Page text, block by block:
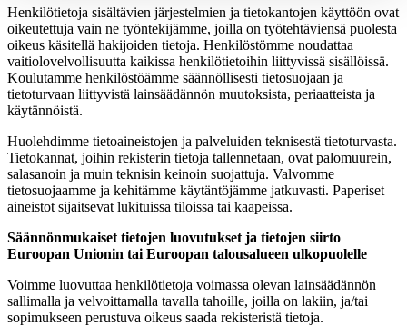
Henkilötietoja sisältävien järjestelmien ja tietokantojen käyttöön ovat
oikeutettuja vain ne työntekijämme, joilla on työtehtäviensä puolesta
oikeus käsitellä hakijoiden tietoja. Henkilöstömme noudattaa
vaitiolovelvollisuutta kaikissa henkilötietoihin liittyvissä sisällöissä.
Koulutamme henkilöstöämme säännöllisesti tietosuojaan ja
tietoturvaan liittyvistä lainsäädännön muutoksista, periaatteista ja
käytännöistä.
Huolehdimme tietoaineistojen ja palveluiden teknisestä tietoturvasta.
Tietokannat, joihin rekisterin tietoja tallennetaan, ovat palomuurein,
salasanoin ja muin teknisin keinoin suojattuja. Valvomme
tietosuojaamme ja kehitämme käytäntöjämme jatkuvasti. Paperiset
aineistot sijaitsevat lukituissa tiloissa tai kaapeissa.
Säännönmukaiset tietojen luovutukset ja tietojen siirto
Euroopan Unionin tai Euroopan talousalueen ulkopuolelle
Voimme luovuttaa henkilötietoja voimassa olevan lainsäädännön
sallimalla ja velvoittamalla tavalla tahoille, joilla on lakiin, ja/tai
sopimukseen perustuva oikeus saada rekisteristä tietoja.